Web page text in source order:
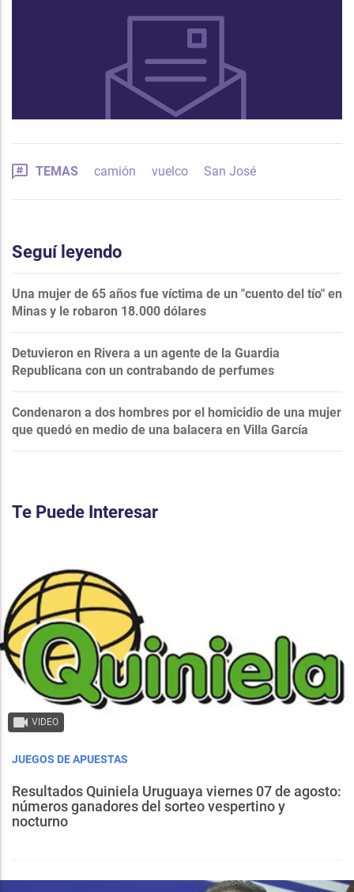
TEMAS camión vuelco San José
Seguí leyendo
Una mujer de 65 años fue víctima de un "cuento del tío" en
Minas y le robaron 18.000 dólares
Detuvieron en Rivera a un agente de la Guardia
Republicana con un contrabando de perfumes
Condenaron a dos hombres por el homicidio de una mujer
que quedó en medio de una balacera en Villa García
Te Puede Interesar
VIDEO
JUEGOS DE APUESTAS
Resultados Quiniela Uruguaya viernes 07 de agosto:
números ganadores del sorteo vespertino y
nocturno